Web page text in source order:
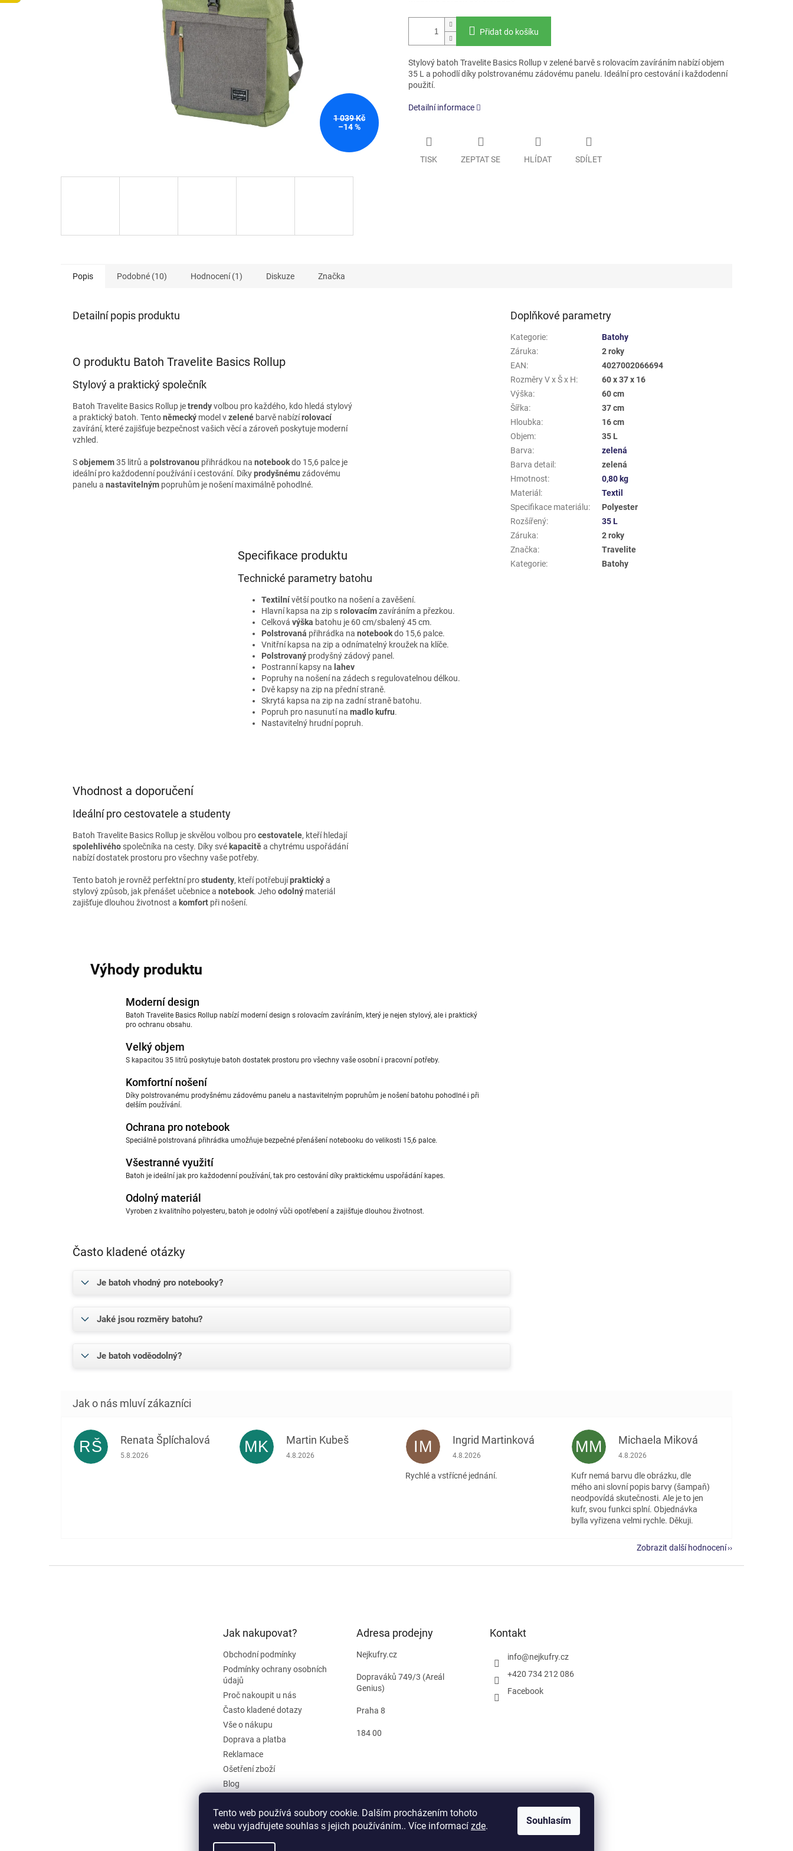
Tento web používá soubory cookie. Dalším procházením tohoto
webu vyjadřujete souhlas s jejich používáním.. Více informací zde. Souhlasím
1 039 Kč
–14 %
Přidat do košíku
Stylový batoh Travelite Basics Rollup v zelené barvě s rolovacím zavíráním nabízí objem
35 L a pohodlí díky polstrovanému zádovému panelu. Ideální pro cestování i každodenní
použití.
Detailní informace
TISK ZEPTAT SE HLÍDAT SDÍLET
Popis Podobné (10) Hodnocení (1) Diskuze Značka
Detailní popis produktu
O produktu Batoh Travelite Basics Rollup
Stylový a praktický společník
Batoh Travelite Basics Rollup jetrendyvolbou pro každého, kdo hledá stylový
a praktický batoh. Tentoněmecký model vzelené barvě nabízírolovací
zavírání, které zajišťuje bezpečnost vašich věcí a zároveň poskytuje moderní
vzhled.
Sobjemem35 litrů a polstrovanou přihrádkou na notebookdo 15,6 palce je
ideální pro každodenní používání i cestování. Díkyprodyšnému zádovému
panelu a nastavitelným popruhům je nošení maximálně pohodlné.
Specifikace produktu
Technické parametry batohu
Textilnívětší poutko na nošení a zavěšení.
Hlavní kapsa na zip srolovacímzavíráním a přezkou.
Celková výška batohu je 60 cm/sbalený 45 cm.
Polstrovaná přihrádka na notebookdo 15,6 palce.
Vnitřní kapsa na zip a odnímatelný kroužek na klíče.
Polstrovanýprodyšný zádový panel.
Postranní kapsy na lahev
Popruhy na nošení na zádech s regulovatelnou délkou.
Dvě kapsy na zip na přední straně.
Skrytá kapsa na zip na zadní straně batohu.
Popruh pro nasunutí na madlo kufru.
Nastavitelný hrudní popruh.
Vhodnost a doporučení
Ideální pro cestovatele a studenty
Batoh Travelite Basics Rollup je skvělou volbou procestovatele, kteří hledají
spolehlivého společníka na cesty. Díky své kapacitěa chytrému uspořádání
nabízí dostatek prostoru pro všechny vaše potřeby.
Tento batoh je rovněž perfektní prostudenty, kteří potřebujípraktickýa
stylový způsob, jak přenášet učebnice a notebook. Jehoodolný materiál
zajišťuje dlouhou životnost a komfort při nošení.
Výhody produktu
Moderní design
Batoh Travelite Basics Rollup nabízí moderní design s rolovacím zavíráním, který je nejen stylový, ale i praktický
pro ochranu obsahu.
Velký objem
S kapacitou 35 litrů poskytuje batoh dostatek prostoru pro všechny vaše osobní i pracovní potřeby.
Komfortní nošení
Díky polstrovanému prodyšnému zádovému panelu a nastavitelným popruhům je nošení batohu pohodlné i při
delším používání.
Ochrana pro notebook
Speciálně polstrovaná přihrádka umožňuje bezpečné přenášení notebooku do velikosti 15,6 palce.
Všestranné využití
Batoh je ideální jak pro každodenní používání, tak pro cestování díky praktickému uspořádání kapes.
Odolný materiál
Vyroben z kvalitního polyesteru, batoh je odolný vůči opotřebení a zajišťuje dlouhou životnost.
Často kladené otázky
Je batoh vhodný pro notebooky?
Jaké jsou rozměry batohu?
Je batoh voděodolný?
Doplňkové parametry
Kategorie:
Batohy
Záruka:
2 roky
EAN:
4027002066694
Rozměry V x Š x H:
60 x 37 x 16
Výška:
60 cm
Šířka:
37 cm
Hloubka:
16 cm
Objem:
35 L
Barva:
zelená
Barva detail :
zelená
Hmotnost:
0,80 kg
Materiál :
Textil
Specifikace materiálu:
Polyester
Rozšířený:
35 L
Záruka:
2 roky
Značka:
Travelite
Kategorie: Batohy
RŠ Renata Šplíchalová
Hodnocení obchodu je 5 z 5 hvězdiček.
5.8.2026 MK Martin Kubeš
Hodnocení obchodu je 5 z 5 hvězdiček.
4.8.2026 IM Ingrid Martinková
Hodnocení obchodu je 5 z 5 hvězdiček.
4.8.2026
Rychlé a vstřícné jednání.
MM Michaela Miková
Hodnocení obchodu je 5 z 5 hvězdiček.
4.8.2026
Kufr nemá barvu dle obrázku, dle
mého ani slovní popis barvy (šampaň)
neodpovídá skutečnosti. Ale je to jen
kufr, svou funkci splní. Objednávka
bylla vyřizena velmi rychle. Děkuji.
Zobrazit další hodnocení
Jak nakupovat?
Obchodní podmínky
Podmínky ochrany osobních
údajů
Proč nakoupit u nás
Často kladené dotazy
Vše o nákupu
Doprava a platba
Reklamace
Ošetření zboží
Blog
Odstoupit od smlouvy
Adresa prodejny
Nejkufry.cz
Dopraváků 749/3 (Areál
Genius)
Praha 8
184 00
Kontakt
info@nejkufry.cz
+420 734 212 086
Facebook